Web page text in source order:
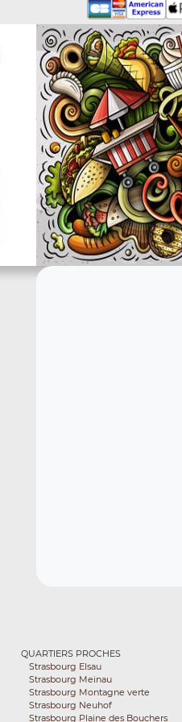
QUARTIERS PROCHES
Strasbourg Elsau
Strasbourg Meinau
Strasbourg Montagne verte
Strasbourg Neuhof
Strasbourg Plaine des Bouchers